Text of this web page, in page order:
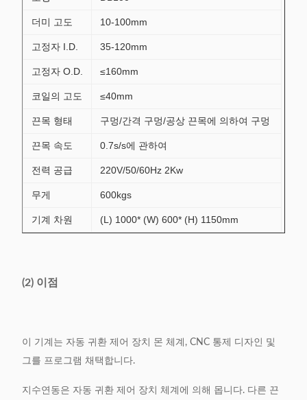
더미 고도 10-100mm
고정자 I.D. 35-120mm
고정자 O.D. ≤160mm
코일의 고도 ≤40mm
끈목 형태 구멍/간격 구멍/공상 끈목에 의하여 구멍
끈목 속도 0.7s/s에 관하여
전력 공급 220V/50/60Hz 2Kw
무게 600kgs
기계 차원 (L) 1000* (W) 600* (H) 1150mm
(2) 이점
이 기계는 자동 귀환 제어 장치 몬 체계, CNC 통제 디자인 및
그를 프로그램 채택합니다.
지수연동은 자동 귀환 제어 장치 체계에 의해 몹니다. 다른 끈